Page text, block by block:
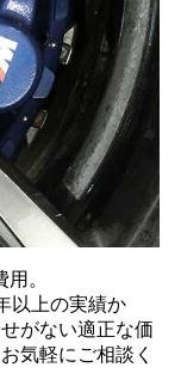
。
以上の実績か
がない適正な価
気軽にご相談く